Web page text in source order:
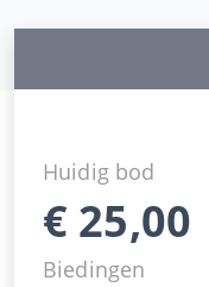
Huidig bod
€ 25,00
Biedingen